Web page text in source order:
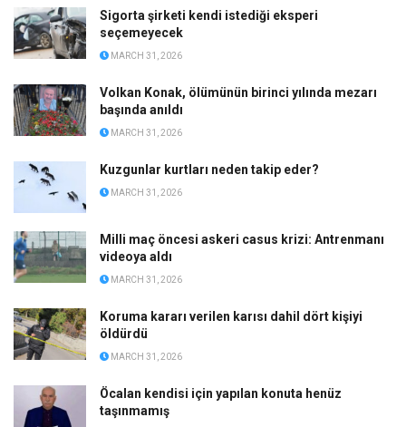
Sigorta şirketi kendi istediği eksperi
seçemeyecek
MARCH 31, 2026
Volkan Konak, ölümünün birinci yılında mezarı
başında anıldı
MARCH 31, 2026
Kuzgunlar kurtları neden takip eder?
MARCH 31, 2026
Milli maç öncesi askeri casus krizi: Antrenmanı
videoya aldı
MARCH 31, 2026
Koruma kararı verilen karısı dahil dört kişiyi
öldürdü
MARCH 31, 2026
Öcalan kendisi için yapılan konuta henüz
taşınmamış